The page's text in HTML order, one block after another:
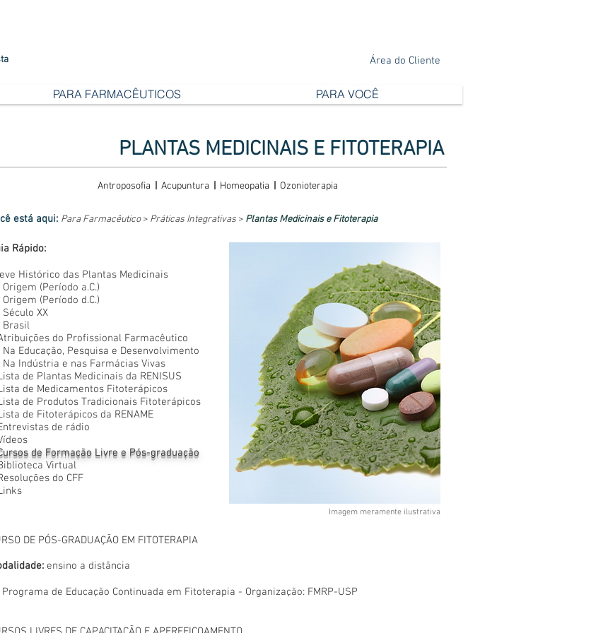
Área do Cliente
PARA FARMACÊUTICOS PARA VOCÊ
PLANTAS MEDICINAIS E FITOTERAPIA
Antroposofia Acupuntura Homeopatia Ozonioterapia
está aqui: Para Farmacêutico> Práticas Integrativas > Plantas Medicinais e Fitoterapia
Rápido:
Histórico das Plantas Medicinais
Origem (Período a.C.)
Origem (Período d.C.)
Século XX
Brasil
do Profissional Farmacêutico
Na Educação, Pesquisa e Desenvolvimento
Na Indústria e nas Farmácias Vivas
de Plantas Medicinais da RENISUS
de Medicamentos Fitoterápicos
de Produtos Tradicionais Fitoterápicos
de Fitoterápicos da RENAME
de rádio
de Formação Livre e Pós-graduação
Virtual
do CFF
Imagem meramente ilustrativa
DE PÓS-GRADUAÇÃO EM FITOTERAPIA
ensino a distância
Programa de Educação Continuada em Fitoterapia - Organização: FMRP-USP